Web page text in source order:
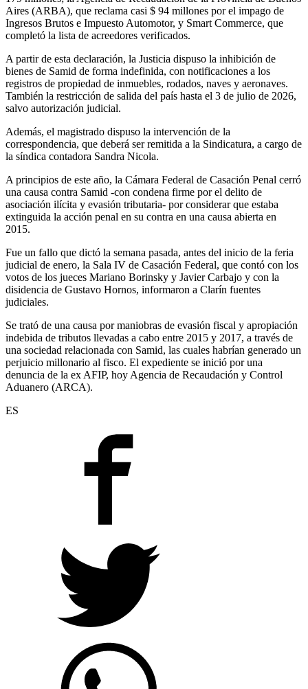
Aires (ARBA), que reclama casi $ 94 millones por el impago de
Ingresos Brutos e Impuesto Automotor, y Smart Commerce, que
completó la lista de acreedores verificados.
A partir de esta declaración, la Justicia dispuso la inhibición de
bienes de Samid de forma indefinida, con notificaciones a los
registros de propiedad de inmuebles, rodados, naves y aeronaves.
También la restricción de salida del país hasta el 3 de julio de 2026,
salvo autorización judicial.
Además, el magistrado dispuso la intervención de la
correspondencia, que deberá ser remitida a la Sindicatura, a cargo de
la síndica contadora Sandra Nicola.
A principios de este año, la Cámara Federal de Casación Penal cerró
una causa contra Samid -con condena firme por el delito de
asociación ilícita y evasión tributaria- por considerar que estaba
extinguida la acción penal en su contra en una causa abierta en
2015.
Fue un fallo que dictó la semana pasada, antes del inicio de la feria
judicial de enero, la Sala IV de Casación Federal, que contó con los
votos de los jueces Mariano Borinsky y Javier Carbajo y con la
disidencia de Gustavo Hornos, informaron a Clarín fuentes
judiciales.
Se trató de una causa por maniobras de evasión fiscal y apropiación
indebida de tributos llevadas a cabo entre 2015 y 2017, a través de
una sociedad relacionada con Samid, las cuales habrían generado un
perjuicio millonario al fisco. El expediente se inició por una
denuncia de la ex AFIP, hoy Agencia de Recaudación y Control
Aduanero (ARCA).
ES